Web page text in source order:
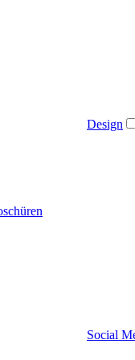
Design
Social